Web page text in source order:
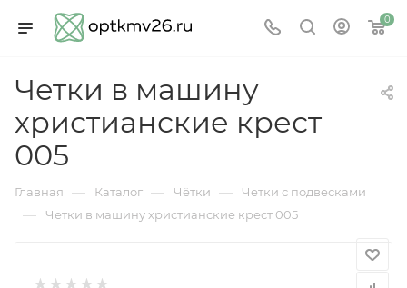
0
Четки в машину
христианские крест
005
Главная — Каталог — Чётки — Четки с подвесками
— Четки в машину христианские крест 005